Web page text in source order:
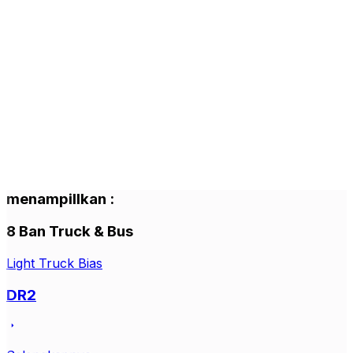
menampillkan :
8 Ban Truck & Bus
Light Truck Bias
DR2